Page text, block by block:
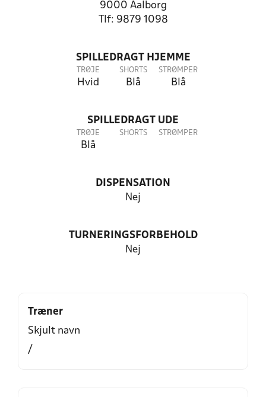
9000 Aalborg
Tlf: 9879 1098
SPILLEDRAGT HJEMME
TRØJE
Hvid
SHORTS
Blå
STRØMPER
Blå
SPILLEDRAGT UDE
TRØJE
Blå
SHORTS STRØMPER
DISPENSATION
Nej
TURNERINGSFORBEHOLD
Nej
Træner
Skjult navn
/